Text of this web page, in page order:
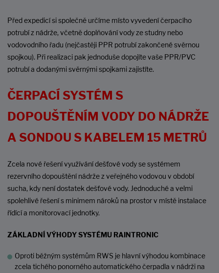
Před expedicí si společně určíme místo vyvedení čerpacího
potrubí z nádrže, včetně doplňování vody ze studny nebo
vodovodního řadu (nejčastěji PPR potrubí zakončené svěrnou
spojkou). Při realizaci pak jednoduše dopojíte vaše PPR/PVC
potrubí a dodanými svěrnými spojkami zajistíte.
ČERPACÍ SYSTÉM S
DOPOUŠTĚNÍM VODY DO NÁDRŽE
A SONDOU S KABELEM 15 METRŮ
Zcela nové řešení využívání dešťové vody se systémem
rezervního dopouštění nádrže z veřejného vodovou v období
sucha, kdy není dostatek dešťové vody. Jednoduché a velmi
spolehlivé řešení s minimem nároků na prostor v místě instalace
řídící a monitorovací jednotky.
ZÁKLADNÍ VÝHODY SYSTÉMU RAINTRONIC
Oproti běžným systémům RWS je hlavní výhodou kombinace
zcela tichého ponorného automatického čerpadla v nádrži na